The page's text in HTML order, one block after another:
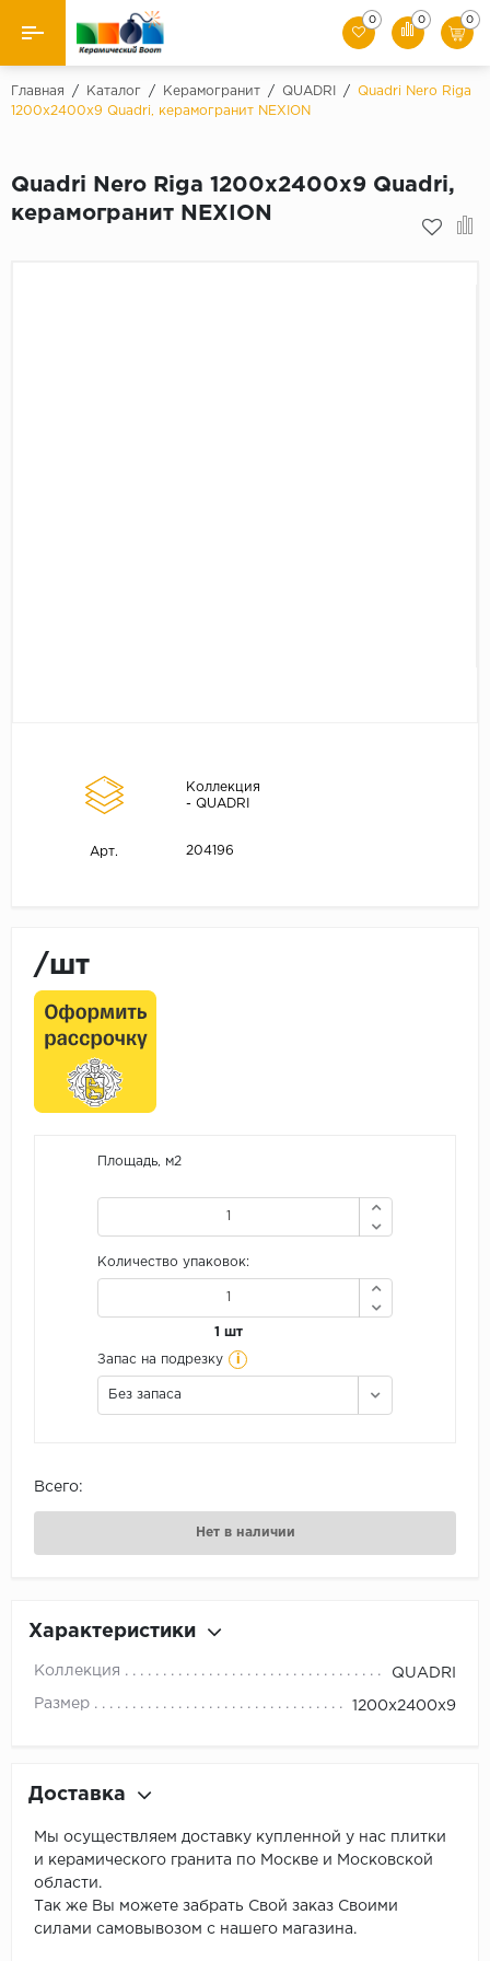
Назад
Керамическая плитка
0 0 0
Главная / Каталог / Керамогранит / QUADRI /
Quadri Nero Riga
1200х2400х9 Quadri, керамогранит NEXION
Quadri Nero Riga 1200х2400х9 Quadri,
керамогранит NEXION
Коллекция
- QUADRI
Арт. 204196
/шт
Площадь, м2
Количество упаковок:
1 шт
Запас на подрезку i
Без запаса
Всего:
Нет в наличии
Характеристики
Коллекция QUADRI
Размер 1200x2400x9
Доставка
Мы осуществляем доставку купленной у нас плитки
и керамического гранита по Москве и Московской
области.
Так же Вы можете забрать Свой заказ Своими
силами самовывозом с нашего магазина.